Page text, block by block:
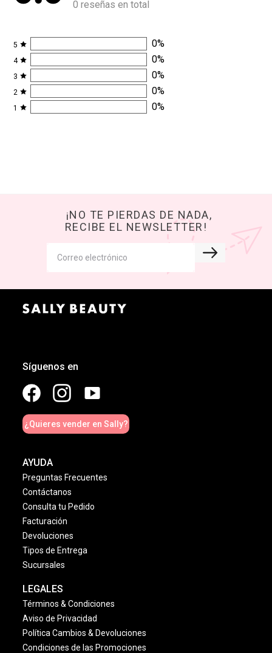
0 reseñas en total
5 0%
4 0%
3 0%
2 0%
1 0%
¡NO TE PIERDAS DE NADA,
RECIBE EL NEWSLETTER!
Síguenos en
¿Quieres vender en Sally?
AYUDA
Preguntas Frecuentes
Contáctanos
Consulta tu Pedido
Facturación
Devoluciones
Tipos de Entrega
Sucursales
LEGALES
Términos & Condiciones
Aviso de Privacidad
Política Cambios & Devoluciones
Condiciones de las Promociones